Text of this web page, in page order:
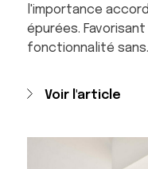
l'importance
épurées.
fonctionnalité
Voir l'article